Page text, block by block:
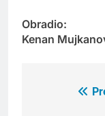
Obradio:
Kenan